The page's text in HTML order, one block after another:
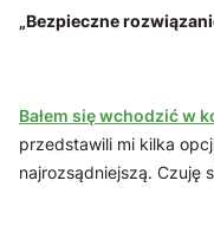
„Bezpieczne
Bałem się wchodzić w
przedstawili mi kilka
najrozsądniejszą. Czuję